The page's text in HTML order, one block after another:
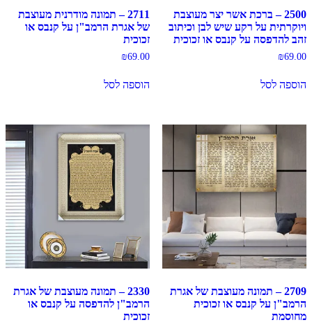
2500 – ברכת אשר יצר מעוצבת
ויוקרתית על רקע שיש לבן וכיתוב
זהב להדפסה על קנבס או זכוכית
₪69.00
הוספה לסל
2711 – תמונה מודרנית מעוצבת
של אגרת הרמב"ן על קנבס או
זכוכית
₪69.00
הוספה לסל
2709 – תמונה מעוצבת של אגרת
הרמב"ן על קנבס או זכוכית
מחוסמת
2330 – תמונה מעוצבת של אגרת
הרמב"ן להדפסה על קנבס או
זכוכית